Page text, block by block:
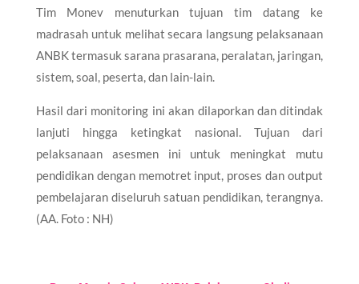
Tim Monev menuturkan tujuan tim datang ke
madrasah untuk melihat secara langsung pelaksanaan
ANBK termasuk sarana prasarana, peralatan, jaringan,
sistem, soal, peserta, dan lain-lain.
Hasil dari monitoring ini akan dilaporkan dan ditindak
lanjuti hingga ketingkat nasional. Tujuan dari
pelaksanaan asesmen ini untuk meningkat mutu
pendidikan dengan memotret input, proses dan output
pembelajaran diseluruh satuan pendidikan, terangnya.
(AA. Foto : NH)